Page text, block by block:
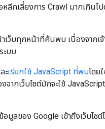
อหลีกเลี่ยงการ Crawl มากเกิ
เว็บทุกหน้าที่ค้นพบ เนื่องจากเจ้
ะบบ
ะเรียกใช้ JavaScript ที่พบโดย
กเว็บไซต์มักจะใช้
มูลของ Google เข้าถึงเว็บไซ